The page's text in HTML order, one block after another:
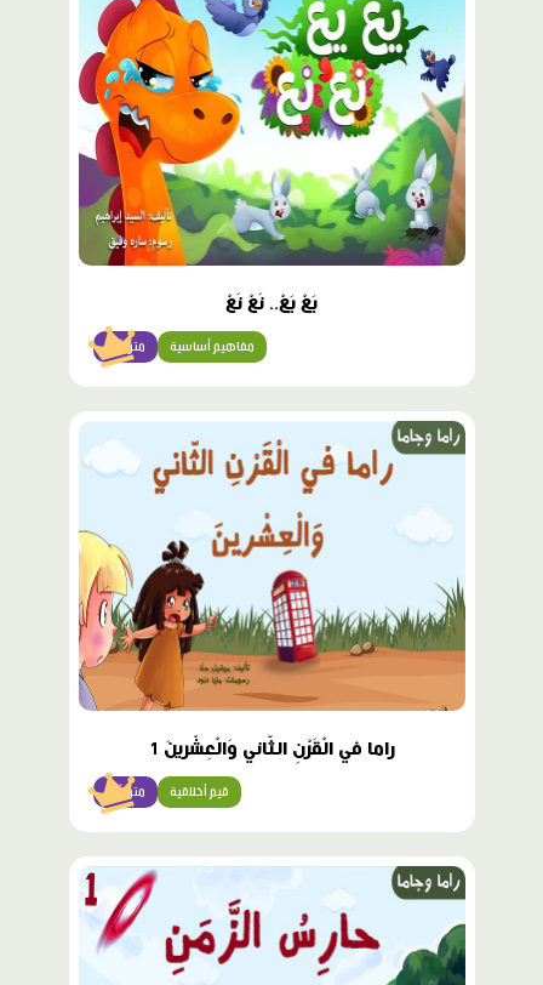
يَعْ يَعْ.. نَعْ نَعْ
متوسّط مفاهيم أساسية
محتوى
مميّز
راما في الْقَرْنِ الثّاني وَالْعِشْرينَ 1
متوسّط قيم أخلاقية
محتوى
مميّز